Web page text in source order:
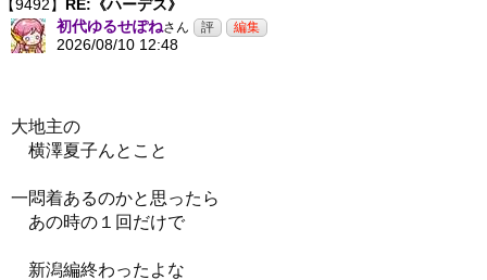
【9492】 RE:《ハーデス》
初代ゆるせぽねさん
2026/08/10 12:48
大地主の
横澤夏子んとこと
一悶着あるのかと思ったら
あの時の１回だけで
新潟編終わったよな